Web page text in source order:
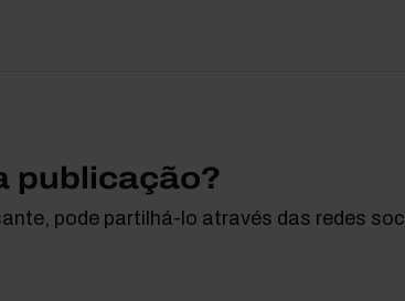
publicação?
pode partilhá-lo através das redes